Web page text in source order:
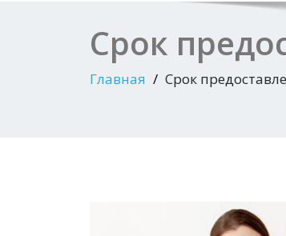
Срок
Главная Срок